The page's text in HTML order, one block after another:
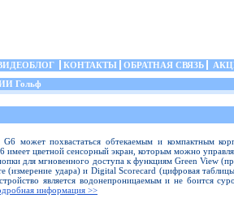
КОНТАКТЫ ОБРАТНАЯ СВЯЗЬ
Гольф
G6 может похвастаться обтекаемым и компактным
имеет цветной сенсорный экран, которым можно
для мгновенного доступа к функциям Green View
(измерение удара) и Digital Scorecard (цифровая
является водонепроницаемым и не боится
информация >>